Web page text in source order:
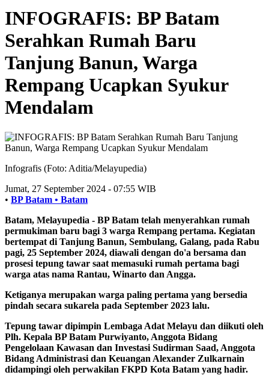
INFOGRAFIS: BP Batam
Serahkan Rumah Baru
Tanjung Banun, Warga
Rempang Ucapkan Syukur
Mendalam
Infografis (Foto: Aditia/Melayupedia)
Jumat, 27 September 2024 - 07:55 WIB
• BP Batam • Batam
Batam, Melayupedia - BP Batam telah menyerahkan rumah
permukiman baru bagi 3 warga Rempang pertama. Kegiatan
bertempat di Tanjung Banun, Sembulang, Galang, pada Rabu
pagi, 25 September 2024, diawali dengan do'a bersama dan
prosesi tepung tawar saat memasuki rumah pertama bagi
warga atas nama Rantau, Winarto dan Angga.
Ketiganya merupakan warga paling pertama yang bersedia
pindah secara sukarela pada September 2023 lalu.
Tepung tawar dipimpin Lembaga Adat Melayu dan diikuti oleh
Plh. Kepala BP Batam Purwiyanto, Anggota Bidang
Pengelolaan Kawasan dan Investasi Sudirman Saad, Anggota
Bidang Administrasi dan Keuangan Alexander Zulkarnain
didampingi oleh perwakilan FKPD Kota Batam yang hadir.